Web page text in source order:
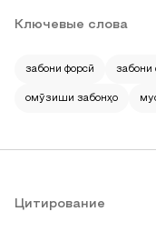
Ключевые слова
забони форсӣ забони
омӯзиши забонҳо
Цитирование